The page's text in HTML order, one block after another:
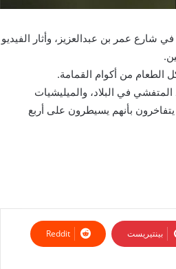
شارع عمر بن عبدالعزيز، وأثار الفيديو
من أكوام القمامة.
في البلاد، والميليشيات
تصريحاً، يعود لعام 2015 لمسؤولين إيرانيين يتفاخرون بأنهم يسيطرون على أربع
بينتيريست